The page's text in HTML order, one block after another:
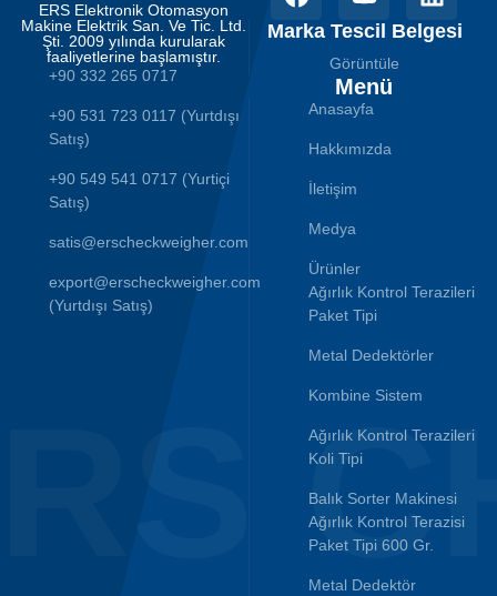
ERS Elektronik Otomasyon
Makine Elektrik San. Ve Tic. Ltd.
Şti. 2009 yılında kurularak
faaliyetlerine başlamıştır.
+90 332 265 0717
+90 531 723 0117 (Yurtdışı
Satış)
+90 549 541 0717 (Yurtiçi
Satış)
satis@erscheckweigher.com
export@erscheckweigher.com
(Yurtdışı Satış)
Marka Tescil Belgesi
Görüntüle
Menü
Anasayfa
Hakkımızda
İletişim
Medya
Ürünler
Ağırlık Kontrol Terazileri
Paket Tipi
Metal Dedektörler
Kombine Sistem
Ağırlık Kontrol Terazileri
Koli Tipi
Balık Sorter Makinesi
Ağırlık Kontrol Terazisi
Paket Tipi 600 Gr.
Metal Dedektör